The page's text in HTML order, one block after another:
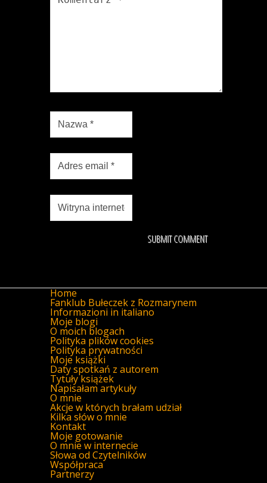
Home
Fanklub Bułeczek z Rozmarynem
Informazioni in italiano
Moje blogi
O moich blogach
Polityka plików cookies
Polityka prywatności
Moje książki
Daty spotkań z autorem
Tytuły książek
Napisałam artykuły
O mnie
Akcje w których brałam udział
Kilka słów o mnie
Kontakt
Moje gotowanie
O mnie w internecie
Słowa od Czytelników
Współpraca
Partnerzy